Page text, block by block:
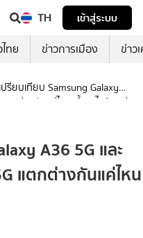
TH
เข้าสู่ระบบ
ทย ข่าวการเมือง ข่าว
เปรียบเทียบ Samsung Galaxy
ตกต่างกันแค่ไหน ซื้ออะไรคุ้มกว่า
A36 5G และ
แตกต่างกันแค่ไหน